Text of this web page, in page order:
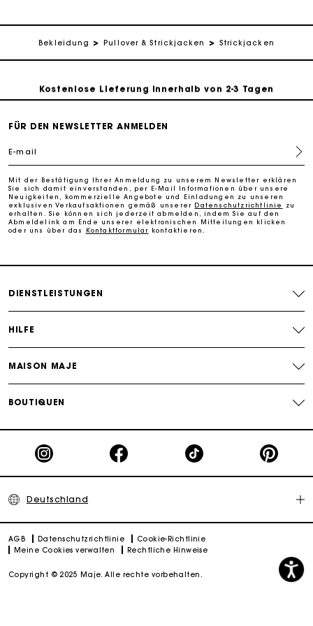
Bekleidung Pullover & Strickjacken Strickjacken
Die Maje-Geschenkkarte: Die beste Möglichkeit, das
Kostenlose Lieferung innerhalb von 2-3 Tagen
PayPal - Bezahlung nach 30 Tagen
Kostenlose Umtausch & Rücksendung
Die Maje-Geschenkkarte: Die beste Möglichkeit, das
perfekte Geschenk zu machen
FÜR DEN NEWSLETTER ANMELDEN
E-mail
Mit der Bestätigung Ihrer Anmeldung zu unserem Newsletter erklären
Sie sich damit einverstanden, per E-Mail Informationen über unsere
Neuigkeiten, kommerzielle Angebote und Einladungen zu unseren
exklusiven Verkaufsaktionen gemäß unserer Datenschutzrichtlinie
zu
erhalten. Sie können sich jederzeit abmelden, indem Sie auf den
Abmeldelink am Ende unserer elektronischen Mitteilungen klicken
oder uns über das
Kontaktformular kontaktieren.
DIENSTLEISTUNGEN
HILFE
MAISON MAJE
BOUTIQUEN
Deutschland
AGB Datenschutzrichtlinie
Cookie-Richtlinie
Meine Cookies verwalten
Rechtliche Hinweise
Copyright © 2025 Maje. Alle rechte vorbehalten.